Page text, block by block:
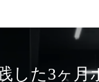
した3ヶ月